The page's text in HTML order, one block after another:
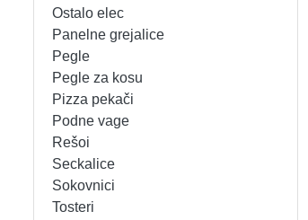
FIGARO
FRITEZE
GREJALICE
INDUKCIONE PLOČE
KUHINJSKE VAGE
KERAMIČKE ČINIJE
KERAMIČKE POSUDE
KERAMIČKE ŠERPE
KERAMIČKE TEPSIJE I KALUPI
KORPE ZA HLEB
Ostalo elec
Panelne grejalice
Pegle
Pegle za kosu
Pizza pekači
Podne vage
Rešoi
Seckalice
Sokovnici
Tosteri